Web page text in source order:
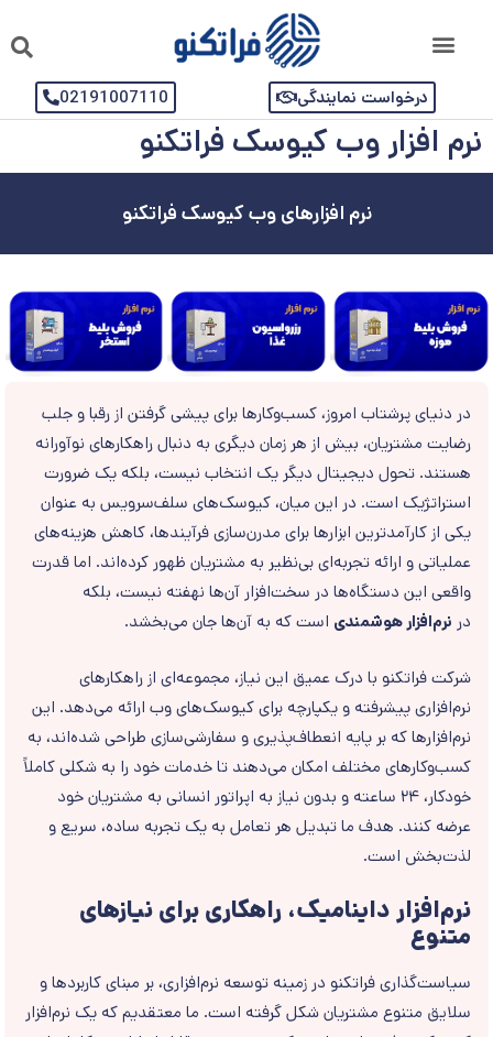
درخواست نمایندگی 02191007110
نرم افزار وب کیوسک فراتکنو
نرم افزار‌های وب کیوسک فراتکنو
در دنیای پرشتاب امروز، کسب‌وکارها برای پیشی گرفتن از رقبا و جلب
رضایت مشتریان، بیش از هر زمان دیگری به دنبال راهکارهای نوآورانه
هستند. تحول دیجیتال دیگر یک انتخاب نیست، بلکه یک ضرورت
استراتژیک است. در این میان، کیوسک‌های سلف‌سرویس به عنوان
یکی از کارآمدترین ابزارها برای مدرن‌سازی فرآیندها، کاهش هزینه‌های
عملیاتی و ارائه تجربه‌ای بی‌نظیر به مشتریان ظهور کرده‌اند. اما قدرت
واقعی این دستگاه‌ها در سخت‌افزار آن‌ها نهفته نیست، بلکه
در نرم‌افزار هوشمندی است که به آن‌ها جان می‌بخشد.
شرکت فراتکنو با درک عمیق این نیاز، مجموعه‌ای از راهکارهای
نرم‌افزاری پیشرفته و یکپارچه برای کیوسک‌های وب ارائه می‌دهد. این
نرم‌افزارها که بر پایه انعطاف‌پذیری و سفارشی‌سازی طراحی شده‌اند، به
کسب‌وکارهای مختلف امکان می‌دهند تا خدمات خود را به شکلی کاملاً
خودکار، ۲۴ ساعته و بدون نیاز به اپراتور انسانی به مشتریان خود
عرضه کنند. هدف ما تبدیل هر تعامل به یک تجربه ساده، سریع و
لذت‌بخش است.
نرم‌افزار داینامیک، راهکاری برای نیازهای
متنوع
سیاست‌گذاری فراتکنو در زمینه توسعه نرم‌افزاری، بر مبنای کاربردها و
سلایق متنوع مشتریان شکل گرفته است. ما معتقدیم که یک نرم‌افزار